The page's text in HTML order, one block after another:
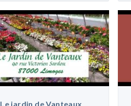
Le jardin de Vanteaux